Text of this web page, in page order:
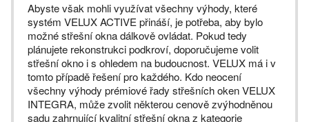
Abyste však mohli využívat všechny výhody, které
systém VELUX ACTIVE přináší, je potřeba, aby bylo
možné střešní okna dálkově ovládat. Pokud tedy
plánujete rekonstrukci podkroví, doporučujeme volit
střešní okno i s ohledem na budoucnost. VELUX má i v
tomto případě řešení pro každého. Kdo neocení
všechny výhody prémiové řady střešních oken VELUX
INTEGRA, může zvolit některou cenově zvýhodněnou
sadu zahrnující kvalitní střešní okna z kategorie